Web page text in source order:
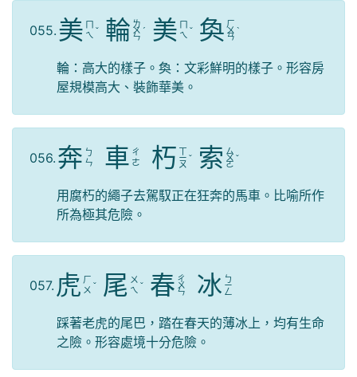
055. 美 ㄇ
ㄟ ˇ 輪 ㄌ
ㄨ
ㄣ
ˊ 美 ㄇ
ㄟ ˇ 奐 ㄏ
ㄨ
ㄢ
ˋ
輪：高大的樣子。奐：文彩鮮明的樣子。形容房
屋規模高大、裝飾華美。
056. 奔 ㄅ
ㄣ
車 ㄔ
ㄜ
朽 ㄒ
ㄧ
ㄡ
ˇ 索 ㄙ
ㄨ
ㄛ
ˇ
用腐朽的繩子去駕馭正在狂奔的馬車。比喻所作
所為極其危險。
057. 虎 ㄏ
ㄨ ˇ 尾 ㄨ
ㄟ ˇ 春 ㄔ
ㄨ
ㄣ 冰 ㄅ
ㄧ
ㄥ
踩著老虎的尾巴，踏在春天的薄冰上，均有生命
之險。形容處境十分危險。